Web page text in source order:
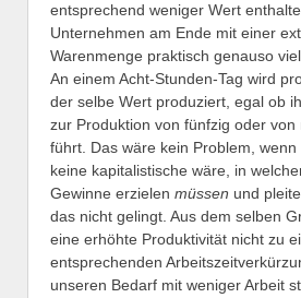
entsprechend weniger Wert
Unternehmen am Ende mit einer
Warenmenge praktisch genauso
An einem Acht-Stunden-Tag wird
der selbe Wert produziert, egal ob
zur Produktion von fünfzig oder von
führt. Das wäre kein Problem,
keine kapitalistische wäre, in
Gewinne erzielen müssen und
das nicht gelingt. Aus dem selben
eine erhöhte Produktivität nicht zu
entsprechenden
unseren Bedarf mit weniger Arbeit